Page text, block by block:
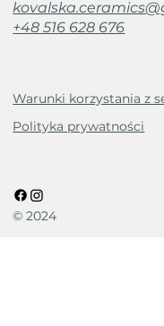
+48 516 628 676
Warunki korzystania z
Polityka prywatności
© 2024